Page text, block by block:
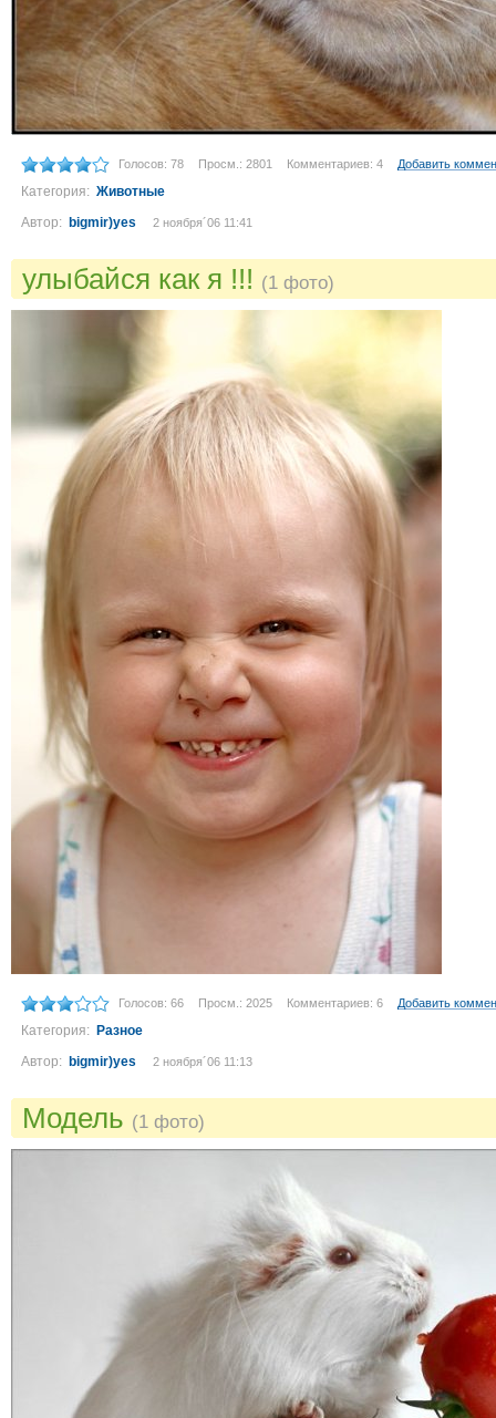
Голосов: 78 Просм.: 2801 Комментариев: 4 Добавить
Категория: Животные
Автор: bigmir)yes 2 ноября´06 11:41
улыбайся как я !!! (1 фото)
Голосов: 66 Просм.: 2025 Комментариев: 6 Добавить
Категория: Разное
Автор: bigmir)yes 2 ноября´06 11:13
Модель (1 фото)